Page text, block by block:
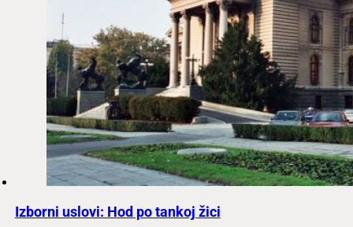
Izborni uslovi: Hod po tankoj žici